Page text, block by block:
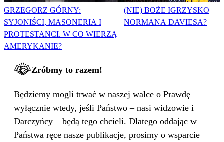
GRZEGORZ GÓRNY:
SYJONIŚCI, MASONERIA I
PROTESTANCI. W CO WIERZĄ
AMERYKANIE?
(NIE) BOŻE IGRZYSKO
NORMANA DAVIESA?
Zróbmy to razem!
Będziemy mogli trwać w naszej walce o Prawdę
wyłącznie wtedy, jeśli Państwo – nasi widzowie i
Darczyńcy – będą tego chcieli. Dlatego oddając w
Państwa ręce nasze publikacje, prosimy o wsparcie